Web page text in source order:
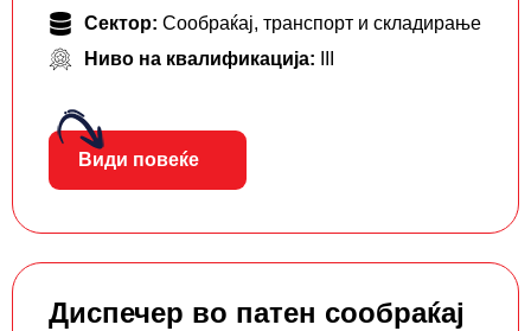
Сектор: Сообраќај, транспорт и складирање
Ниво на квалификација:
Види повеќе
Диспечер во патен сообраќај